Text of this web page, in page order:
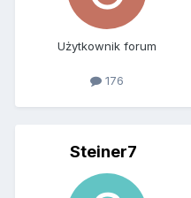
Użytkownik forum
176
Steiner7